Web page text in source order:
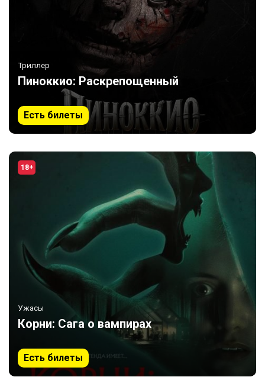
Триллер
Пиноккио: Раскрепощенный
Есть билеты
18+
Ужасы
Корни: Сага о вампирах
Есть билеты